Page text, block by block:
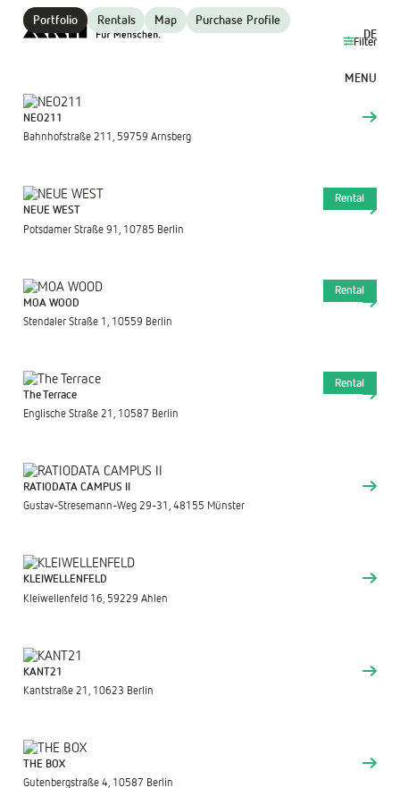
DE
MENU
Portfolio Rentals Map Purchase Profile
Filter
Ahlen (1)
Arnsberg (2)
Eberswalde (1)
Herzberg (Elster) (1)
NEO211
Bahnhofstraße 211, 59759 Arnsberg
Rental
NEUE WEST
Potsdamer Straße 91, 10785 Berlin
Rental
MOA WOOD
Stendaler Straße 1, 10559 Berlin
Rental
The Terrace
Englische Straße 21, 10587 Berlin
RATIODATA CAMPUS II
Gustav-Stresemann-Weg 29-31, 48155 Münster
KLEIWELLENFELD
Kleiwellenfeld 16, 59229 Ahlen
KANT21
Kantstraße 21, 10623 Berlin
THE BOX
Gutenbergstraße 4, 10587 Berlin